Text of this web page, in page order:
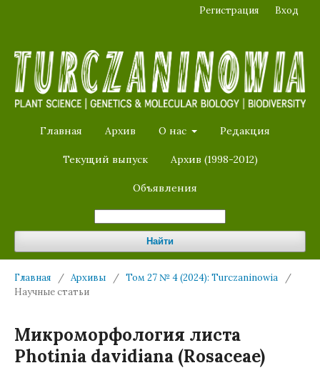
Главная Архив О нас Редакция
Текущий выпуск Архив (1998-2012)
Объявления
Найти
Регистрация Вход
Главная / Архивы / Том 27 № 4 (2024): Turczaninowia
/
Научные статьи
Микроморфология листа
Photinia davidiana (Rosaceae)